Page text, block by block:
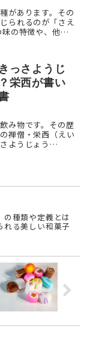
があります。その
られるのが「さえ
の特徴や、他の
っさようじ
栄西が書い
み物です。その歴
禅僧・栄西（えい
ようじょう
の種類や定義とは
れる美しい和菓子